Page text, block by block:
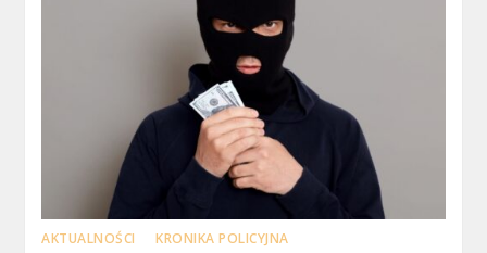
AKTUALNOŚCI KRONIKA POLICYJNA